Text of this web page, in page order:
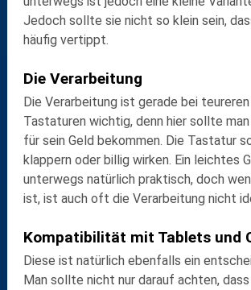
Jedoch sollte sie nicht so klein sein,
häufig vertippt.
Die Verarbeitung
Die Verarbeitung ist gerade bei
Tastaturen wichtig, denn hier sollte
für sein Geld bekommen. Die Tastatur
klappern oder billig wirken. Ein leichtes
unterwegs natürlich praktisch, doch
ist, ist auch oft die Verarbeitung nicht
Kompatibilität mit Tablets und
Diese ist natürlich ebenfalls ein
Man sollte nicht nur darauf achten,